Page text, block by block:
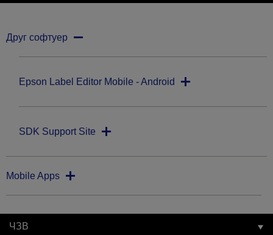
Друг софтуер
Epson Label Editor Mobile - Android
SDK Support Site
Mobile Apps
ЧЗВ